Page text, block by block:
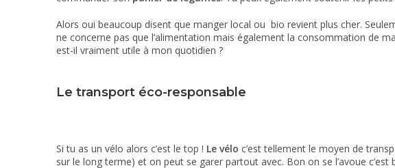
Alors oui beaucoup disent que manger local ou bio revient plus cher.
ne concerne pas que l’alimentation mais également la consommation de
est-il vraiment utile à mon quotidien ?
Le transport éco-responsable
Si tu as un vélo alors c’est le top ! Le vélo c’est tellement le moyen de
sur le long terme) et on peut se garer partout avec. Bon on se l’avoue